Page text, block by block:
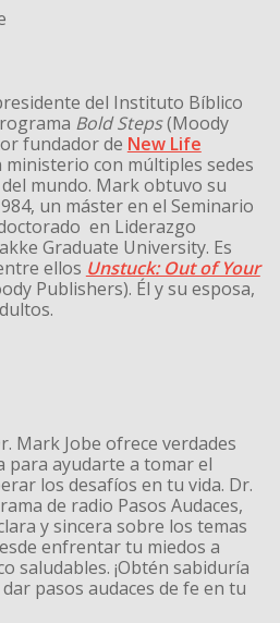
del Instituto Bíblico
Bold Steps(Moody
fundador de New Life
ministerio con múltiples sedes
mundo. Mark obtuvo su
un máster en el Seminario
en Liderazgo
Graduate University. Es
ellos Unstuck: Out of Your
Publishers). Él y su esposa,
Mark Jobe ofrece verdades
para ayudarte a tomar el
los desafíos en tu vida. Dr.
de radio Pasos Audaces,
y sincera sobre los temas
enfrentar tu miedos a
saludables. ¡Obtén sabiduría
pasos audaces de fe en tu